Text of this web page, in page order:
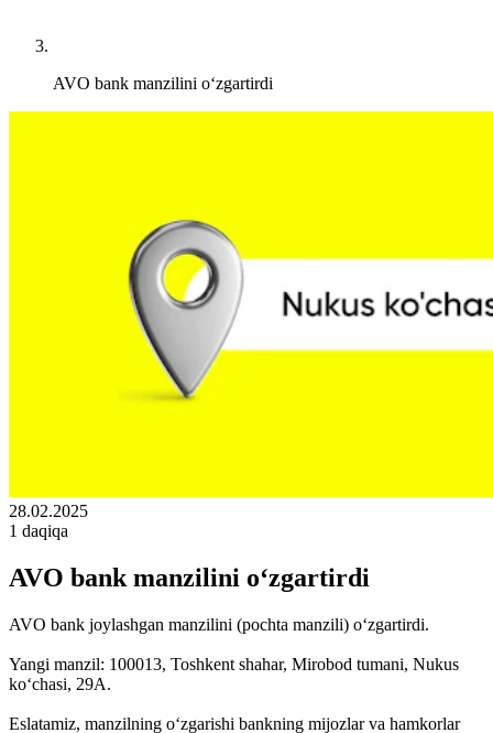
AVO bank manzilini o‘zgartirdi
28.02.2025
1 daqiqa
AVO bank manzilini o‘zgartirdi
AVO bank joylashgan manzilini (pochta manzili) o‘zgartirdi.
Yangi manzil: 100013, Toshkent shahar, Mirobod tumani, Nukus
ko‘chasi, 29A.
Eslatamiz, manzilning o‘zgarishi bankning mijozlar va hamkorlar